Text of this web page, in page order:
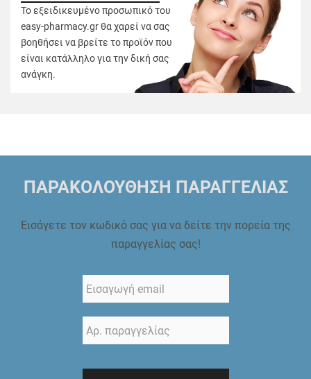
Το εξειδικευμένο προσωπικό του
easy-pharmacy.gr θα χαρεί να σας
βοηθήσει να βρείτε το προϊόν που
είναι κατάλληλο για την δική σας
ανάγκη.
ΠΑΡΑΚΟΛΟΥΘΗΣΗ ΠΑΡΑΓΓΕΛΙΑΣ
Εισάγετε τον κωδικό σας για να δείτε την πορεία της
παραγγελίας σας!